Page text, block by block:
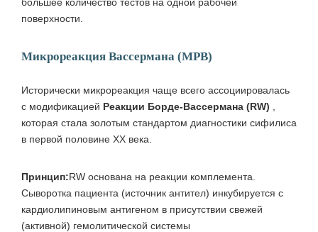
поверхности.
Микрореакция Вассермана (МРВ)
Исторически микрореакция чаще всего ассоциировалась
с модификацией Реакции Борде‑Вассермана (RW)
которая стала золотым стандартом диагностики сифилиса
в первой половине XX века.
Принцип:RW основана на реакции комплемента.
Сыворотка пациента (источник антител) инкубируется с
кардиолипиновым антигеном в присутствии свежей
(активной) гемолитической системы